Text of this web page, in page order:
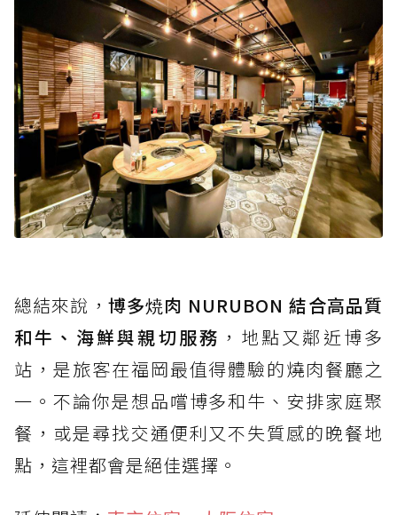
總結來說， 博多焼肉 NURUBON 結合高品質
和牛、海鮮與親切服務 ，地點又鄰近博多
站，是旅客在福岡最值得體驗的燒肉餐廳之
一。不論你是想品嚐博多和牛、安排家庭聚
餐，或是尋找交通便利又不失質感的晚餐地
點，這裡都會是絕佳選擇。